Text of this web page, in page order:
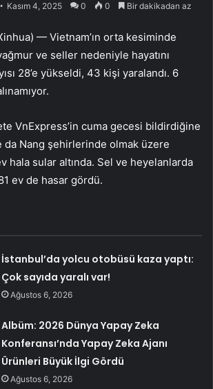
Kasım 4, 2025 0 0 Bir dakikadan az
— Vietnam’ın orta kesiminde
ve seller nedeniyle hayatını
28’e yükseldi, 43 kişi yaralandı. 6
VnExpress’in cuma gecesi bildirdiğine
da Nang şehirlerinde olmak üzere
hala sular altında. Sel ve heyelanlarda
ev de hasar gördü.
İstanbul’da yolcu otobüsü kaza yaptı:
Çok sayıda yaralı var!
Ağustos 6, 2026
Albüm: 2026 Dünya Yapay Zeka
Konferansı’nda Yapay Zeka Ajanı
Ürünleri Büyük İlgi Gördü
Ağustos 6, 2026